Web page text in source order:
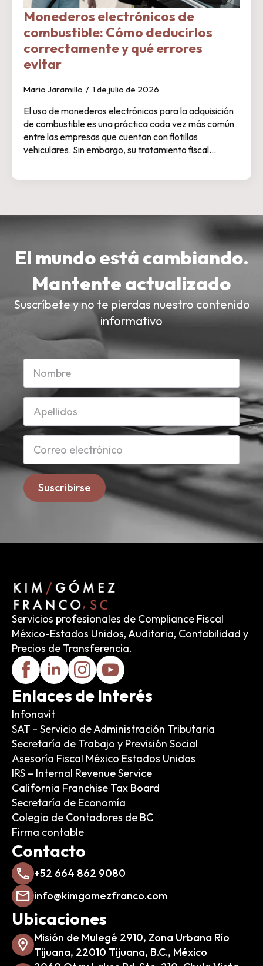
Monederos electrónicos de
combustible: Cómo deducirlos
correctamente y qué errores
evitar
Mario Jaramillo 1 de julio de 2026
El uso de monederos electrónicos para la adquisición
de combustible es una práctica cada vez más común
entre las empresas que cuentan con flotillas
vehiculares. Sin embargo, su tratamiento fiscal…
El mundo está cambiando.
Mantente actualizado
Suscríbete y no te pierdas nuestro contenido
informativo
Suscribirse
Servicios profesionales de Compliance Fiscal
México-Estados Unidos, Auditoria, Contabilidad y
Precios de Transferencia.
Enlaces de Interés
Infonavit
SAT - Servicio de Administración Tributaria
Secretaría de Trabajo y Previsión Social
Asesoría Fiscal México Estados Unidos
IRS – Internal Revenue Service
California Franchise Tax Board
Secretaría de Economía
Colegio de Contadores de BC
Firma contable
Contacto
+52 664 862 9080
info@kimgomezfranco.com
Ubicaciones
Misión de Mulegé 2910, Zona Urbana Río
Tijuana, 22010 Tijuana, B.C., México